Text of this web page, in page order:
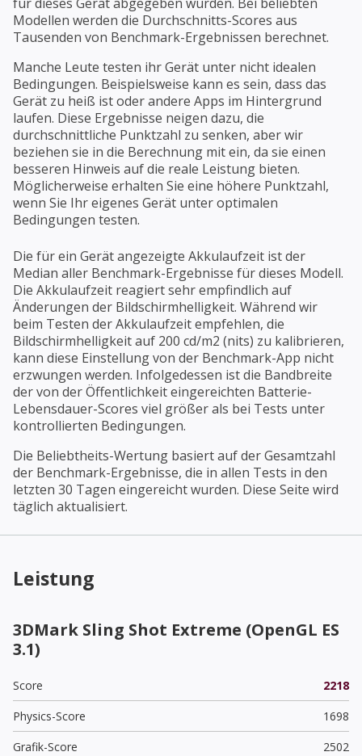
Modellen werden die Durchschnitts-Scores aus
Tausenden von Benchmark-Ergebnissen berechnet.
Manche Leute testen ihr Gerät unter nicht idealen
Bedingungen. Beispielsweise kann es sein, dass das
Gerät zu heiß ist oder andere Apps im Hintergrund
laufen. Diese Ergebnisse neigen dazu, die
durchschnittliche Punktzahl zu senken, aber wir
beziehen sie in die Berechnung mit ein, da sie einen
besseren Hinweis auf die reale Leistung bieten.
Möglicherweise erhalten Sie eine höhere Punktzahl,
wenn Sie Ihr eigenes Gerät unter optimalen
Bedingungen testen.
Die für ein Gerät angezeigte Akkulaufzeit ist der
Median aller Benchmark-Ergebnisse für dieses Modell.
Die Akkulaufzeit reagiert sehr empfindlich auf
Änderungen der Bildschirmhelligkeit. Während wir
beim Testen der Akkulaufzeit empfehlen, die
Bildschirmhelligkeit auf 200 cd/m2 (nits) zu kalibrieren,
kann diese Einstellung von der Benchmark-App nicht
erzwungen werden. Infolgedessen ist die Bandbreite
der von der Öffentlichkeit eingereichten Batterie-
Lebensdauer-Scores viel größer als bei Tests unter
kontrollierten Bedingungen.
Die Beliebtheits-Wertung basiert auf der Gesamtzahl
der Benchmark-Ergebnisse, die in allen Tests in den
letzten 30 Tagen eingereicht wurden. Diese Seite wird
täglich aktualisiert.
Leistung
3DMark Sling Shot Extreme (OpenGL ES
3.1)
Score
2218
Physics-Score
1698
Grafik-Score
2502